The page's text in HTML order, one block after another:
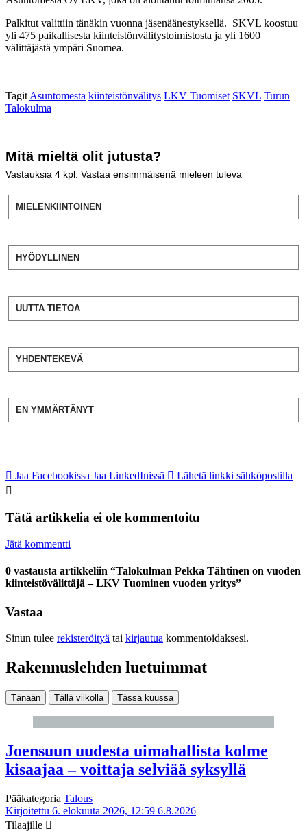
Palkitut valittiin tänäkin vuonna jäsenäänestyksellä. SKVL koostuu
yli 475 paikallisesta kiinteistönvälitystoimistosta ja yli 1600
välittäjästä ympäri Suomea.
Tagit Asuntomesta kiinteistönvälitys LKV Tuomiset SKVL Turun
Talokulma
Mitä mieltä olit jutusta?
Vastauksia 4 kpl. Vastaa ensimmäisenä mieleen tuleva
MIELENKIINTOINEN
HYÖDYLLINEN
UUTTA TIETOA
YHDENTEKEVÄ
EN YMMÄRTÄNYT
Jaa Facebookissa Jaa LinkedInissä Lähetä linkki sähköpostilla
Tätä artikkelia ei ole kommentoitu
Jätä kommentti
0 vastausta artikkeliin “Talokulman Pekka Tähtinen on vuoden
kiinteistövälittäjä – LKV Tuominen vuoden yritys”
Vastaa
Sinun tulee rekisteröityä tai kirjautua kommentoidaksesi.
Rakennuslehden luetuimmat
Tänään Tällä viikolla Tässä kuussa
Joensuun uudesta uimahallista kolme
kisaajaa – voittaja selviää syksyllä
Pääkategoria Talous
Kirjoitettu 6. elokuuta 2026, 12:59 6.8.2026
Tilaajille